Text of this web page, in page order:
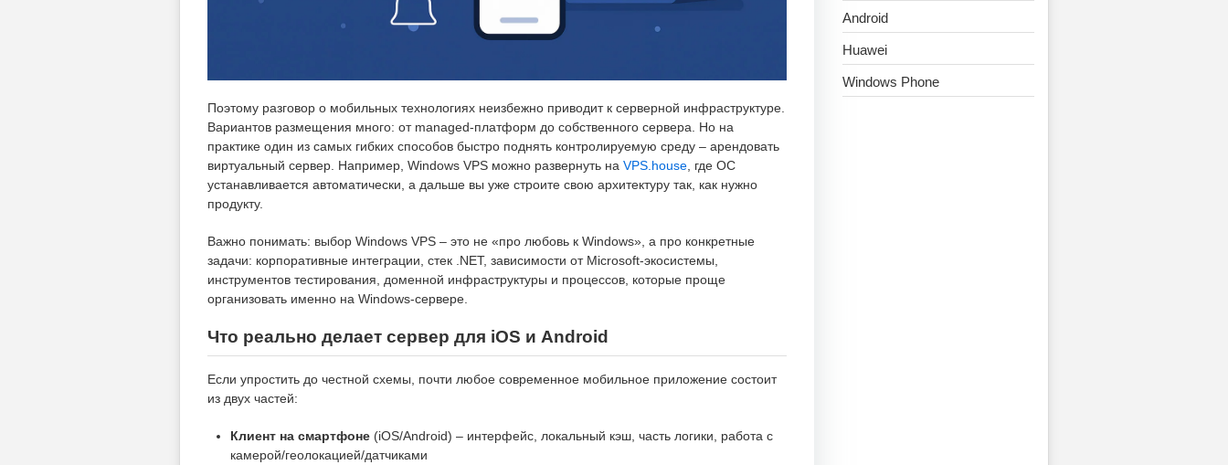
Поэтому разговор о мобильных технологиях неизбежно приводит к серверной инфраструктуре.
Вариантов размещения много: от managed-платформ до собственного сервера. Но на
практике один из самых гибких способов быстро поднять контролируемую среду – арендовать
виртуальный сервер. Например, Windows VPS можно развернуть на VPS.house , где ОС
устанавливается автоматически, а дальше вы уже строите свою архитектуру так, как нужно
продукту.
Важно понимать: выбор Windows VPS – это не «про любовь к Windows», а про конкретные
задачи: корпоративные интеграции, стек .NET, зависимости от Microsoft-экосистемы,
инструментов тестирования, доменной инфраструктуры и процессов, которые проще
организовать именно на Windows-сервере.
Что реально делает сервер для iOS и Android
Если упростить до честной схемы, почти любое современное мобильное приложение состоит
из двух частей:
Клиент на смартфоне (iOS/Android) – интерфейс, локальный кэш, часть логики, работа с
камерой/геолокацией/датчиками
Android
Huawei
Windows Phone